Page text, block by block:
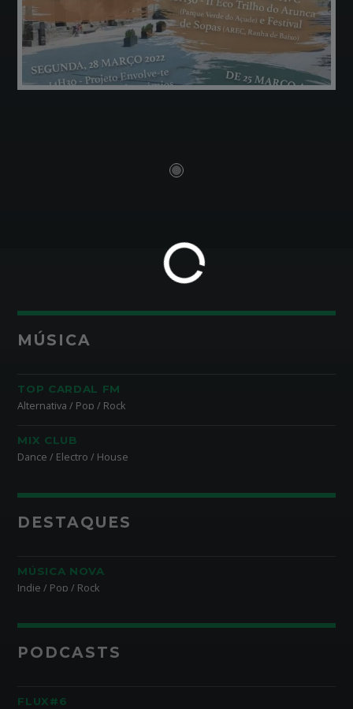
MÚSICA
TOP CARDAL FM
Alternativa / Pop / Rock
MIX CLUB
Dance / Electro / House
DESTAQUES
MÚSICA NOVA
Indie / Pop / Rock
PODCASTS
FLUX#6